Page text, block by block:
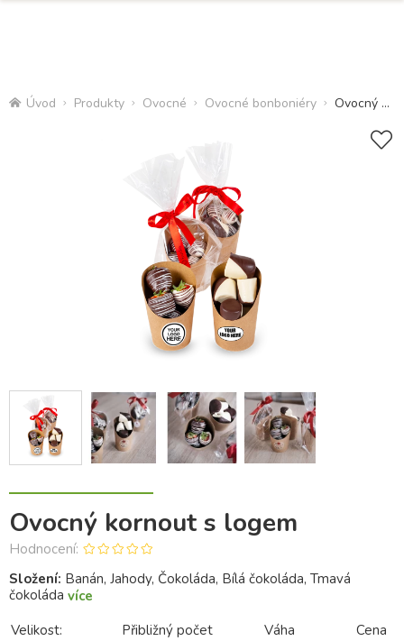
Úvod Produkty Ovocné Ovocné bonboniéry Ovocný kornout s logem
Ovocný kornout s logem
Hodnocení:
Složení: Banán, Jahody, Čokoláda, Bílá čokoláda, Tmavá
čokoláda více
Velikost:
Přibližný počet Váha
Cena